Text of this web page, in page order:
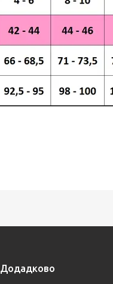
Додадково